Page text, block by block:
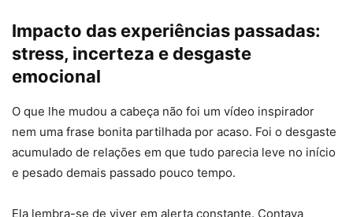
Impacto das experiências passadas:
stress, incerteza e desgaste
emocional
O que lhe mudou a cabeça não foi um vídeo inspirador
nem uma frase bonita partilhada por acaso. Foi o desgaste
acumulado de relações em que tudo parecia leve no início
e pesado demais passado pouco tempo.
Ela lembra-se de viver em alerta constante. Contava